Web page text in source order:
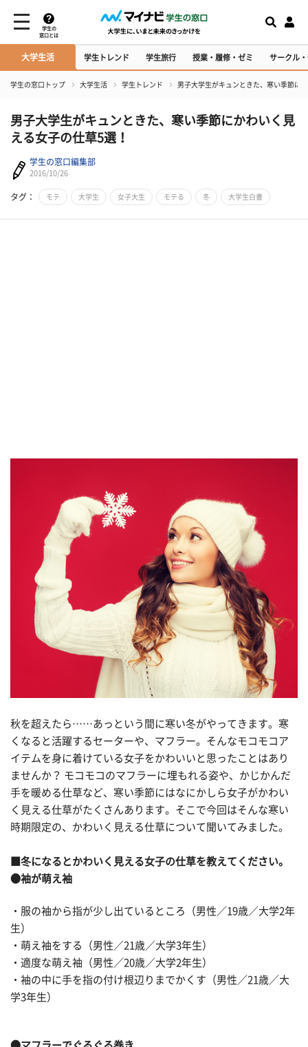
学生の
窓口とは
大学生活 学生トレンド 学生旅行 授業・履修・ゼミ サークル
学生の窓口トップ 大学生活 学生トレンド 男子大学生がキュンときた、寒い季節に
男子大学生がキュンときた、寒い季節にかわいく見
える女子の仕草5選！
学生の窓口編集部
2016/10/26
タグ： モテ 大学生 女子大生 モテる 冬 大学生白書
秋を超えたら……あっという間に寒い冬がやってきます。寒
くなると活躍するセーターや、マフラー。そんなモコモコア
イテムを身に着けている女子をかわいいと思ったことはあり
ませんか？ モコモコのマフラーに埋もれる姿や、かじかんだ
手を暖める仕草など、寒い季節にはなにかしら女子がかわい
く見える仕草がたくさんあります。そこで今回はそんな寒い
時期限定の、かわいく見える仕草について聞いてみました。
■冬になるとかわいく見える女子の仕草を教えてください。
●袖が萌え袖
・服の袖から指が少し出ているところ（男性／19歳／大学2年
生）
・萌え袖をする（男性／21歳／大学3年生）
・適度な萌え袖（男性／20歳／大学2年生）
・袖の中に手を指の付け根辺りまでかくす（男性／21歳／大
学3年生）